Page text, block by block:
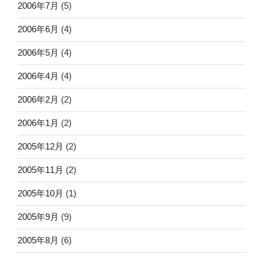
2006年7月 (5)
2006年6月 (4)
2006年5月 (4)
2006年4月 (4)
2006年2月 (2)
2006年1月 (2)
2005年12月 (2)
2005年11月 (2)
2005年10月 (1)
2005年9月 (9)
2005年8月 (6)